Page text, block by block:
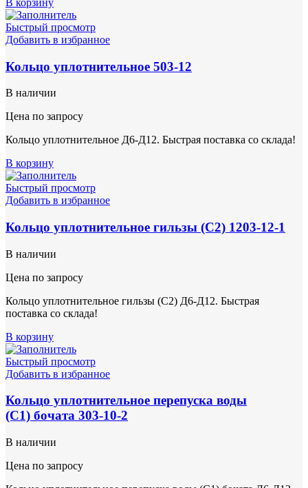
Быстрый просмотр
Добавить в избранное
Кольцо уплотнительное 503-12
В наличии
Цена по запросу
Кольцо уплотнительное Д6-Д12. Быстрая поставка со склада!
В корзину
Быстрый просмотр
Добавить в избранное
Кольцо уплотнительное гильзы (С2) 1203-12-1
В наличии
Цена по запросу
Кольцо уплотнительное гильзы (С2) Д6-Д12. Быстрая
поставка со склада!
В корзину
Быстрый просмотр
Добавить в избранное
Кольцо уплотнительное перепуска воды
(С1) бочата 303-10-2
В наличии
Цена по запросу